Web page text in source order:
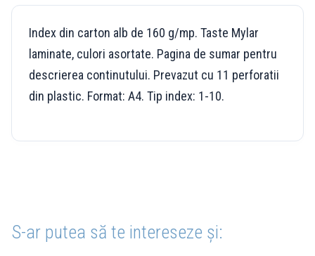
Index din carton alb de 160 g/mp. Taste Mylar
laminate, culori asortate. Pagina de sumar pentru
descrierea continutului. Prevazut cu 11 perforatii
din plastic. Format: A4. Tip index: 1-10.
S-ar putea să te intereseze și: